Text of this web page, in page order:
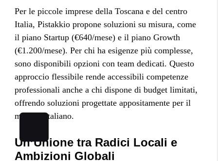
Per le piccole imprese della Toscana e del centro
Italia, Pistakkio propone soluzioni su misura, come
il piano Startup (€640/mese) e il piano Growth
(€1.200/mese). Per chi ha esigenze più complesse,
sono disponibili opzioni con team dedicati. Questo
approccio flessibile rende accessibili competenze
professionali anche a chi dispone di budget limitati,
offrendo soluzioni progettate appositamente per il
mercato italiano.
Un’Unione tra Radici Locali e
Ambizioni Globali